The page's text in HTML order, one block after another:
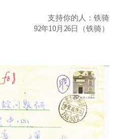
支持你的人：铁骑
92年10月26日（铁骑）